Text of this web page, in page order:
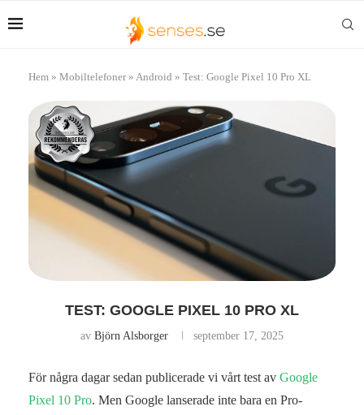
Hem » Mobiltelefoner» Android » Test: Google Pixel 10 Pro XL
TEST: GOOGLE PIXEL 10 PRO XL
av Björn Alsborger september 17, 2025
För några dagar sedan publicerade vi vårt test av Google
Pixel 10 Pro. Men Google lanserade inte bara en Pro-